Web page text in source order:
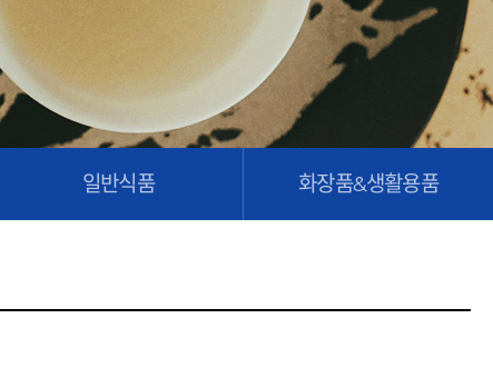
일반식품 화장품&생활용품